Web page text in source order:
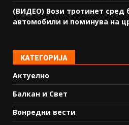
(ВИДЕО) Вози тротинет сред
автомобили и поминува на
КАТЕГОРИЈА
Актуелно
Балкан и Свет
Вонредни вести